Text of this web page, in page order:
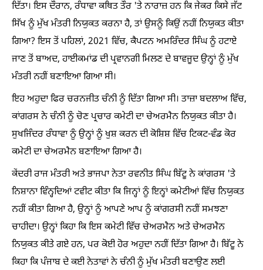
ਦਿੱਤਾ। ਇਸ ਦੌਰਾਨ, ਰੰਧਾਵਾ ਕਥਿਤ ਤੌਰ 'ਤੇ ਨਾਰਾਜ਼ ਹਨ ਕਿ ਜੇਕਰ ਕਿਸੇ ਜੱਟ
ਸਿੱਖ ਨੂੰ ਮੁੱਖ ਮੰਤਰੀ ਨਿਯੁਕਤ ਕਰਨਾ ਹੈ, ਤਾਂ ਉਸਨੂੰ ਕਿਉਂ ਨਹੀਂ ਨਿਯੁਕਤ ਕੀਤਾ
ਗਿਆ? ਇਸ ਤੋਂ ਪਹਿਲਾਂ, 2021 ਵਿੱਚ, ਕੈਪਟਨ ਅਮਰਿੰਦਰ ਸਿੰਘ ਨੂੰ ਹਟਾਏ
ਜਾਣ ਤੋਂ ਬਾਅਦ, ਹਾਈਕਮਾਂਡ ਦੀ ਪ੍ਰਵਾਨਗੀ ਮਿਲਣ ਦੇ ਬਾਵਜੂਦ ਉਨ੍ਹਾਂ ਨੂੰ ਮੁੱਖ
ਮੰਤਰੀ ਨਹੀਂ ਬਣਾਇਆ ਗਿਆ ਸੀ।
ਇਹ ਅਹੁਦਾ ਫਿਰ ਚਰਨਜੀਤ ਚੰਨੀ ਨੂੰ ਦਿੱਤਾ ਗਿਆ ਸੀ। ਤਾਜ਼ਾ ਬਦਲਾਅ ਵਿੱਚ,
ਕਾਂਗਰਸ ਨੇ ਚੰਨੀ ਨੂੰ ਚੋਣ ਪ੍ਰਚਾਰ ਕਮੇਟੀ ਦਾ ਚੇਅਰਮੈਨ ਨਿਯੁਕਤ ਕੀਤਾ ਹੈ।
ਸੁਖਜਿੰਦਰ ਰੰਧਾਵਾ ਨੂੰ ਉਨ੍ਹਾਂ ਨੂੰ ਖੁਸ਼ ਕਰਨ ਦੀ ਕੋਸ਼ਿਸ਼ ਵਿੱਚ ਟਿਕਟ-ਵੰਡ ਕੋਰ
ਕਮੇਟੀ ਦਾ ਚੇਅਰਮੈਨ ਬਣਾਇਆ ਗਿਆ ਹੈ।
ਕੇਂਦਰੀ ਰਾਜ ਮੰਤਰੀ ਅਤੇ ਭਾਜਪਾ ਨੇਤਾ ਰਵਨੀਤ ਸਿੰਘ ਬਿੱਟੂ ਨੇ ਕਾਂਗਰਸ 'ਤੇ
ਨਿਸ਼ਾਨਾ ਵਿੰਨ੍ਹਦਿਆਂ ਟਵੀਟ ਕੀਤਾ ਕਿ ਜਿਨ੍ਹਾਂ ਨੂੰ ਇਨ੍ਹਾਂ ਕਮੇਟੀਆਂ ਵਿੱਚ ਨਿਯੁਕਤ
ਨਹੀਂ ਕੀਤਾ ਗਿਆ ਹੈ, ਉਨ੍ਹਾਂ ਨੂੰ ਆਪਣੇ ਆਪ ਨੂੰ ਕਾਂਗਰਸੀ ਨਹੀਂ ਸਮਝਣਾ
ਚਾਹੀਦਾ। ਉਨ੍ਹਾਂ ਕਿਹਾ ਕਿ ਇਸ ਕਮੇਟੀ ਵਿੱਚ ਚੇਅਰਮੈਨ ਅਤੇ ਚੇਅਰਮੈਨ
ਨਿਯੁਕਤ ਕੀਤੇ ਗਏ ਹਨ, ਪਰ ਕੋਈ ਹੋਰ ਅਹੁਦਾ ਨਹੀਂ ਦਿੱਤਾ ਗਿਆ ਹੈ। ਬਿੱਟੂ ਨੇ
ਕਿਹਾ ਕਿ ਪੰਜਾਬ ਦੇ ਕਈ ਨੇਤਾਵਾਂ ਨੇ ਚੰਨੀ ਨੂੰ ਮੁੱਖ ਮੰਤਰੀ ਬਣਾਉਣ ਲਈ